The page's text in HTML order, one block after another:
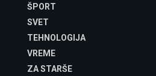
ŠPORT
SVET
TEHNOLOGIJA
VREME
ZA STARŠE